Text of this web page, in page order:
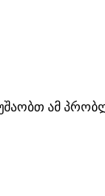
ამ